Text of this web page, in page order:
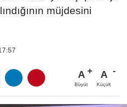
müjdesini
A
Büyüt
A
Küçült